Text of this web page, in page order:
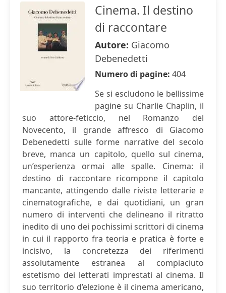
Cinema. Il destino
di raccontare
Autore: Giacomo
Debenedetti
Numero di pagine: 404
Se si escludono le bellissime
pagine su Charlie Chaplin, il
suo attore-feticcio, nel Romanzo del
Novecento, il grande affresco di Giacomo
Debenedetti sulle forme narrative del secolo
breve, manca un capitolo, quello sul cinema,
un’esperienza ormai alle spalle. Cinema: il
destino di raccontare ricompone il capitolo
mancante, attingendo dalle riviste letterarie e
cinematografiche, e dai quotidiani, un gran
numero di interventi che delineano il ritratto
inedito di uno dei pochissimi scrittori di cinema
in cui il rapporto fra teoria e pratica è forte e
incisivo, la concretezza dei riferimenti
assolutamente estranea al compiaciuto
estetismo dei letterati imprestati al cinema. Il
suo territorio d’elezione è il cinema americano,